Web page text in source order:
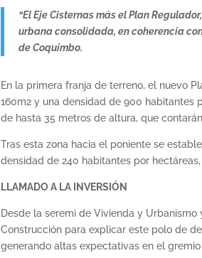
“El Eje Cisternas más el Plan
urbana consolidada, en coherencia
de Coquimbo.
En la primera franja de terreno, el nuevo
160m2 y una densidad de 900 habitantes
de hasta 35 metros de altura, que
Tras esta zona hacia el poniente se
densidad de 240 habitantes por
LLAMADO A LA INVERSIÓN
Desde la seremi de Vivienda y
Construcción para explicar este polo de
generando altas expectativas en el gremio